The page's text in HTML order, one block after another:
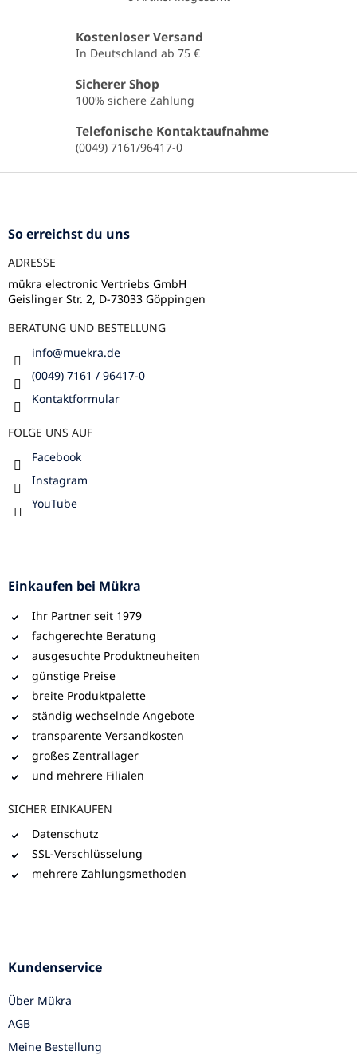
e
u
e
e
l
e
m
e
n
i
s
t
Kostenloser Versand
In Deutschland ab 75 €
Sicherer Shop
100% sichere Zahlung
Telefonische Kontaktaufnahme
(0049) 7161/96417-0
F
So erreichst du uns
ADRESSE
mükra electronic Vertriebs GmbH
Geislinger Str. 2, D-73033 Göppingen
BERATUNG UND BESTELLUNG
info@muekra.de
(0049) 7161 / 96417-0
Kontaktformular
FOLGE UNS AUF
Facebook
Instagram
YouTube
Einkaufen bei Mükra
Ihr Partner seit 1979
fachgerechte Beratung
ausgesuchte Produktneuheiten
günstige Preise
breite Produktpalette
ständig wechselnde Angebote
transparente Versandkosten
großes Zentrallager
und mehrere Filialen
SICHER EINKAUFEN
Datenschutz
SSL-Verschlüsselung
mehrere Zahlungsmethoden
Kundenservice
Über Mükra
AGB
Meine Bestellung